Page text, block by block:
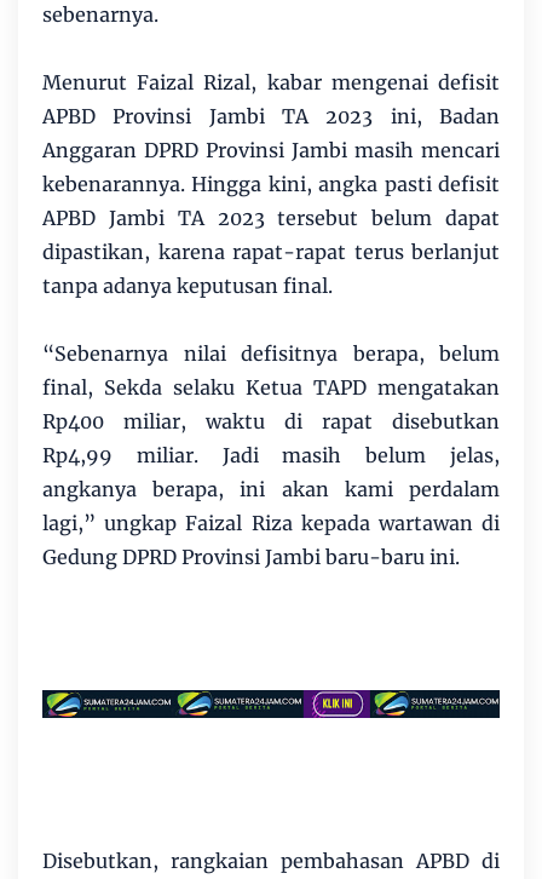
sebenarnya.
Menurut Faizal Rizal, kabar mengenai defisit
APBD Provinsi Jambi TA 2023 ini, Badan
Anggaran DPRD Provinsi Jambi masih mencari
kebenarannya. Hingga kini, angka pasti defisit
APBD Jambi TA 2023 tersebut belum dapat
dipastikan, karena rapat-rapat terus berlanjut
tanpa adanya keputusan final.
“Sebenarnya nilai defisitnya berapa, belum
final, Sekda selaku Ketua TAPD mengatakan
Rp400 miliar, waktu di rapat disebutkan
Rp4,99 miliar. Jadi masih belum jelas,
angkanya berapa, ini akan kami perdalam
lagi,” ungkap Faizal Riza kepada wartawan di
Gedung DPRD Provinsi Jambi baru-baru ini.
Disebutkan, rangkaian pembahasan APBD di